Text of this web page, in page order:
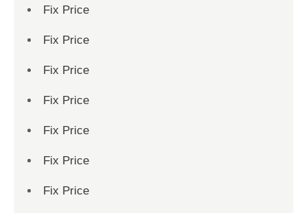
Fix Price
Fix Price
Fix Price
Fix Price
Fix Price
Fix Price
Fix Price